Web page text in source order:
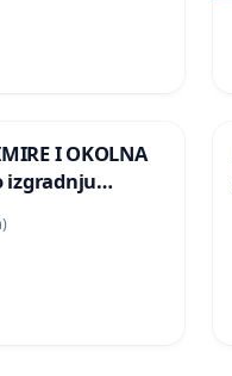
I OKOLNA
izgradnju
Vedrine na